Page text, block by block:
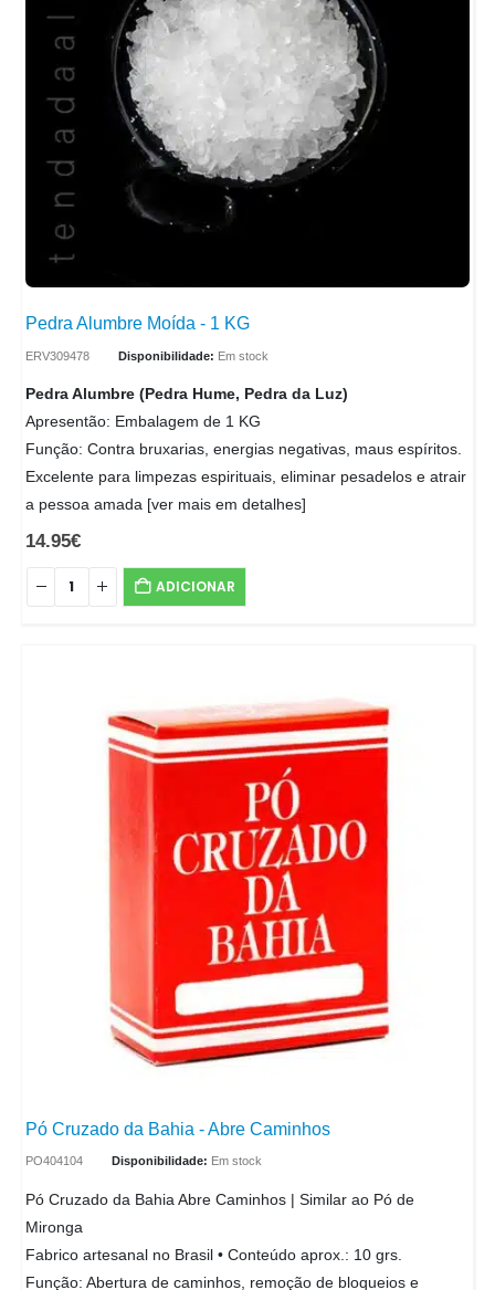
Pedra Alumbre Moída - 1 KG
ERV309478 Disponibilidade: Em stock
Pedra Alumbre (Pedra Hume, Pedra da Luz)
Apresentão: Embalagem de 1 KG
Função: Contra bruxarias, energias negativas, maus espíritos.
Excelente para limpezas espirituais, eliminar pesadelos e atrair
a pessoa amada [ver mais em detalhes]
14.95€
ADICIONAR
Pó Cruzado da Bahia - Abre Caminhos
PO404104 Disponibilidade: Em stock
Pó Cruzado da Bahia Abre Caminhos | Similar ao Pó de
Mironga
Fabrico artesanal no Brasil • Conteúdo aprox.: 10 grs.
Função: Abertura de caminhos, remoção de bloqueios e